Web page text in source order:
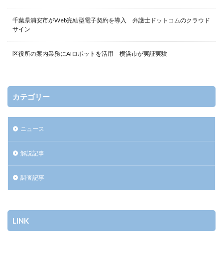
千葉県浦安市がWeb完結型電子契約を導入 弁護士ドットコムのクラウド
サイン
区役所の案内業務にAIロボットを活用 横浜市が実証実験
カテゴリー
ニュース
解説記事
調査記事
LINK